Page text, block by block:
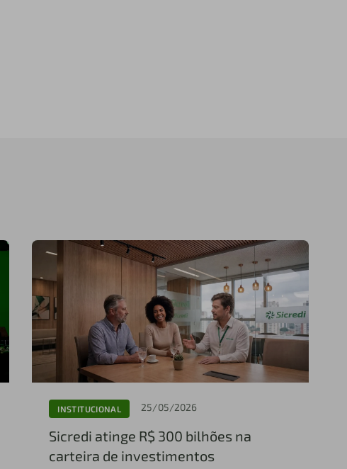
INSTITUCIONAL 25/05/2026
Sicredi atinge R$ 300 bilhões na
carteira de investimentos